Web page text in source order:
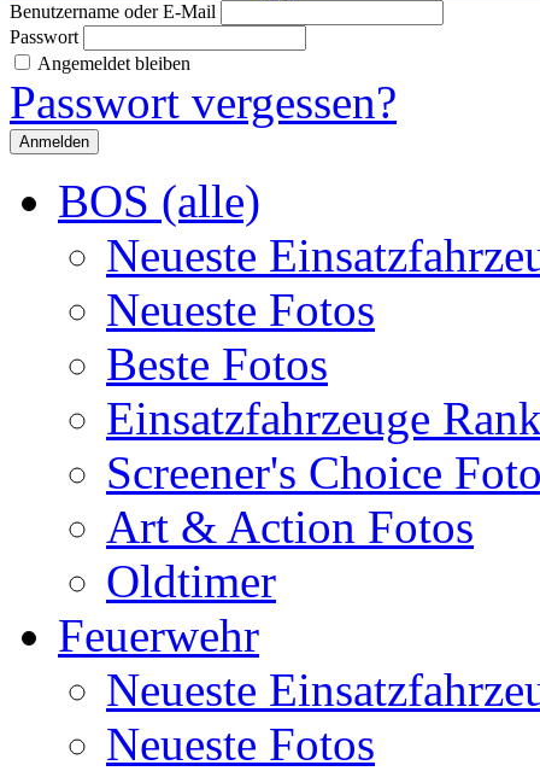
Benutzername oder E-Mail
Passwort
Angemeldet bleiben
Passwort vergessen?
BOS (alle)
Neueste
Neueste Fotos
Beste Fotos
Einsatzfahrzeuge
Screener's Choice
Art & Action Fotos
Oldtimer
Feuerwehr
Neueste
Neueste Fotos